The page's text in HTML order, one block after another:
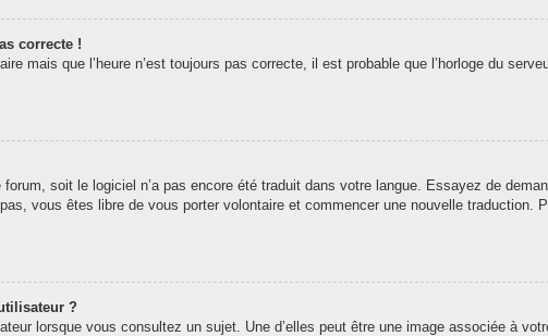
correcte !
mais que l’heure n’est toujours pas correcte, il est probable que l’horloge du
soit le logiciel n’a pas encore été traduit dans votre langue. Essayez de
vous êtes libre de vous porter volontaire et commencer une nouvelle traduction.
?
lorsque vous consultez un sujet. Une d’elles peut être une image associée à